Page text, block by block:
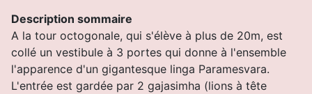
Description sommaire
A la tour octogonale, qui s'élève à plus de 20m, est
collé un vestibule à 3 portes qui donne à l'ensemble
l'apparence d'un gigantesque linga Paramesvara.
L'entrée est gardée par 2 gajasimha (lions à tête